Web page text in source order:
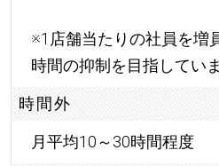
※1店舗当たりの社員を増
時間の抑制を目指していま
時間外
月平均10～30時間程度